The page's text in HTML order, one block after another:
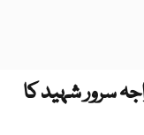
سرور شہید کا